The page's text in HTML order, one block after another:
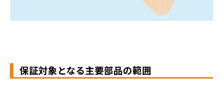
保証対象となる主要部品の範囲